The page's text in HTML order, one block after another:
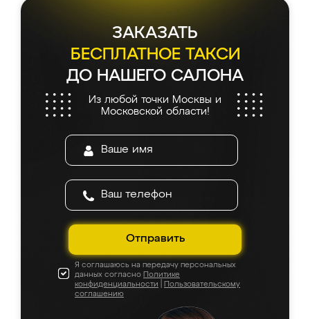
ЗАКАЗАТЬ
БЕСПЛАТНОЕ ТАКСИ
ДО НАШЕГО САЛОНА
Из любой точки Москвы и
Московской области!
Отправить
Я соглашаюсь на передачу персональных
данных согласно Политике
конфиденциальности
Пользовательскому
соглашению